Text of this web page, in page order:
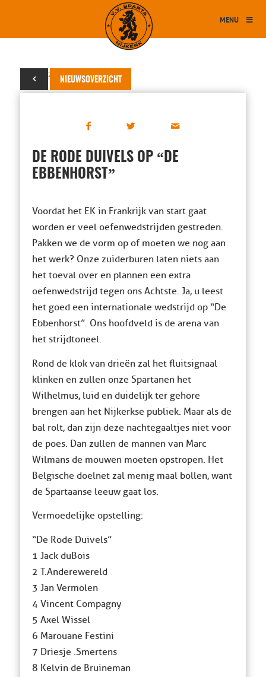
MENU
NIEUWSOVERZICHT
24 mei 2016
DE RODE DUIVELS OP “DE
EBBENHORST ”
Voordat het EK in Frankrijk van start gaat
worden er veel oefenwedstrijden gestreden.
Pakken we de vorm op of moeten we nog aan
het werk? Onze zuiderburen laten niets aan
het toeval over en plannen een extra
oefenwedstrijd tegen ons Achtste. Ja, u leest
het goed een internationale wedstrijd op “De
Ebbenhorst”. Ons hoofdveld is de arena van
het strijdtoneel.
Rond de klok van drieën zal het fluitsignaal
klinken en zullen onze Spartanen het
Wilhelmus, luid en duidelijk ter gehore
brengen aan het Nijkerkse publiek. Maar als de
bal rolt, dan zijn deze nachtegaaltjes niet voor
de poes. Dan zullen de mannen van Marc
Wilmans de mouwen moeten opstropen. Het
Belgische doelnet zal menig maal bollen, want
de Spartaanse leeuw gaat los.
Vermoedelijke opstelling:
“De Rode Duivels”
1 Jack duBois
2 T.Anderewereld
3 Jan Vermolen
4 Vincent Compagny
5 Axel Wissel
6 Marouane Festini
7 Driesje .Smertens
8 Kelvin de Bruineman